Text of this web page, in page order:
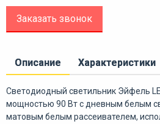
Заказать звонок
Описание Характеристики
Светодиодный светильник Эйфель
мощностью 90 Вт с дневным белым
матовым белым рассеивателем,